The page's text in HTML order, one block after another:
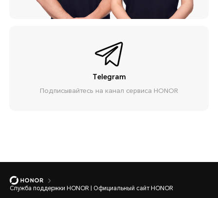
Telegram
Подписывайтесь на канал сервиса HONOR
Служба поддержки HONOR | Официальный сайт HONOR